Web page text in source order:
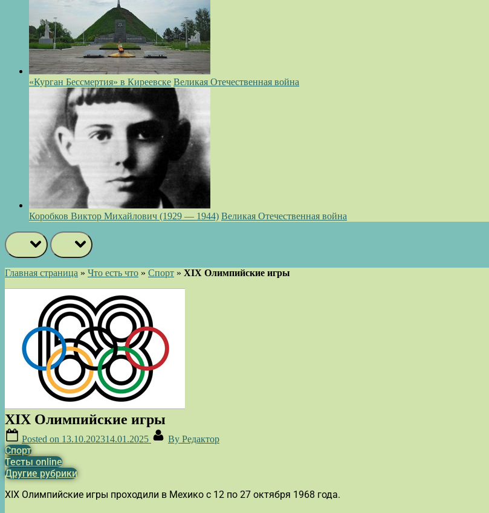
«Курган Бессмертия» в Киреевске Великая Отечественная война
Коробков Виктор Михайлович (1929 — 1944) Великая Отечественная война
Главная страница » Что есть что » Спорт » XIX Олимпийские игры
XIX Олимпийские игры
Posted on 13.10.202314.01.2025 By Редактор
Спорт
Тесты online
Другие рубрики
XIX Олимпийские игры проходили в Мехико с 12 по 27 октября 1968 года.